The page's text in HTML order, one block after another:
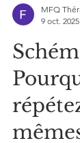
9 oct. 2025